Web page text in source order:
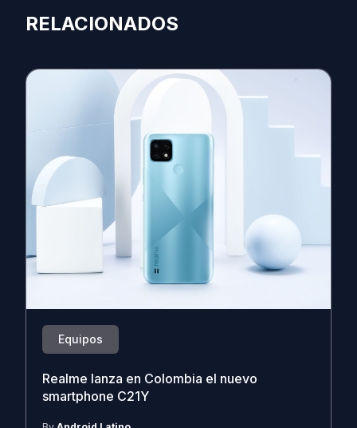
RELACIONADOS
Equipos
Realme lanza en Colombia el nuevo
smartphone C21Y